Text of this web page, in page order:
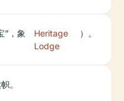
”，象
Heritage
Lodge
）。
。